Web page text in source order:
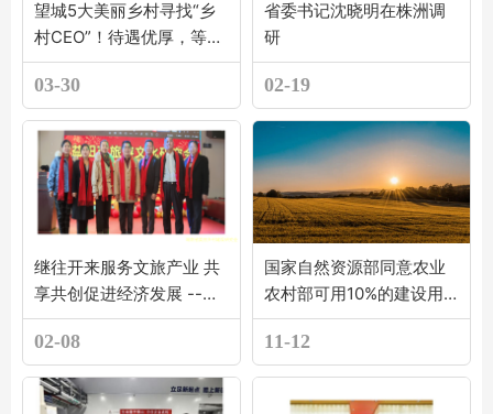
望城5大美丽乡村寻找“乡
村CEO”！待遇优厚，等你
来报名→
03-30
省委书记沈晓明在株洲调
研
02-19
继往开来服务文旅产业 共
享共创促进经济发展 --益
阳市旅游文化研究会第二
届换届选举
02-08
国家自然资源部同意农业
农村部可用10%的建设用
地发展乡村振兴产业计划
指标！
11-12